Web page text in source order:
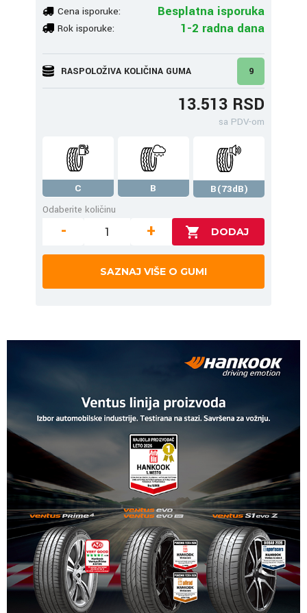
Cena isporuke: Besplatna isporuka
Rok isporuke: 1-2 radna dana
RASPOLOŽIVA KOLIČINA GUMA 9
13.513 RSD
sa PDV-om
C B
B(73dB)
Odaberite količinu
- +
SAZNAJ VIŠE O GUMI